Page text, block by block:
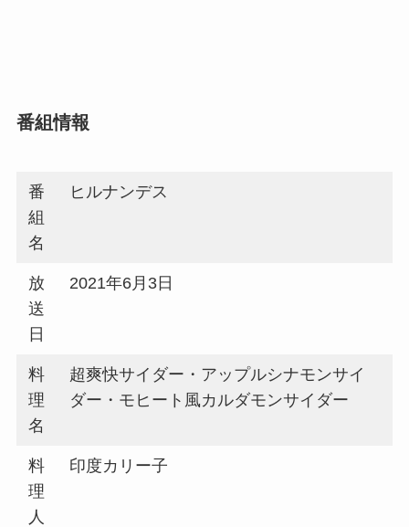
番組情報
番
組
名
ヒルナンデス
放
送
日
2021年6月3日
料
理
名
超爽快サイダー・アップルシナモンサイ
ダー・モヒート風カルダモンサイダー
料
理
人
印度カリー子